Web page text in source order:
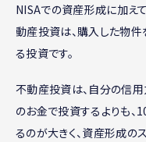
NISAでの資産形成に加え
動産投資は、購入した物
る投資です。
不動産投資は、自分の信用
のお金で投資するよりも、
るのが大きく、資産形成の